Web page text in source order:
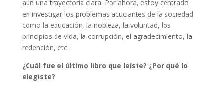
aún una trayectoria clara. Por ahora, estoy centrado
en investigar los problemas acuciantes de la sociedad
como la educación, la nobleza, la voluntad, los
principios de vida, la corrupción, el agradecimiento, la
redención, etc.
¿Cuál fue el último libro que leíste? ¿Por qué lo
elegiste?